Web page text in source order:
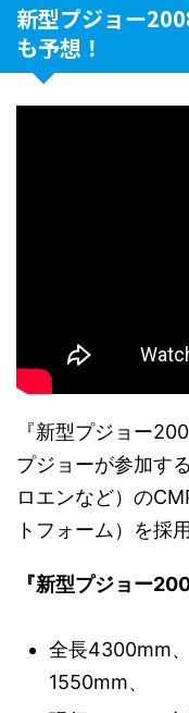
新型プジョー
も予想！
『新型プジョー
プジョーが参加す
ロエンなど）の
トフォーム）を採
『新型プジョー
全長4300mm
1550mm、